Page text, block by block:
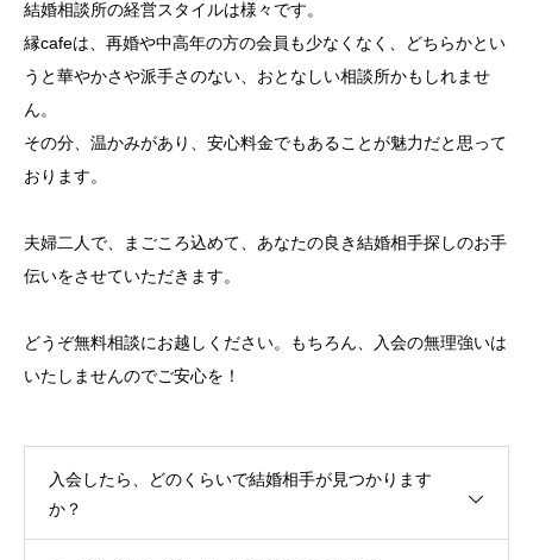
結婚相談所の経営スタイルは様々です。
縁cafeは、再婚や中高年の方の会員も少なくなく、どちらかとい
うと華やかさや派手さのない、おとなしい相談所かもしれませ
ん。
その分、温かみがあり、安心料金でもあることが魅力だと思って
おります。
夫婦二人で、まごころ込めて、あなたの良き結婚相手探しのお手
伝いをさせていただきます。
どうぞ無料相談にお越しください。もちろん、入会の無理強いは
いたしませんのでご安心を！
入会したら、どのくらいで結婚相手が見つかります
か？